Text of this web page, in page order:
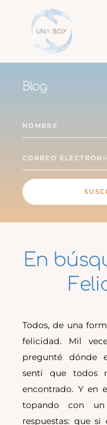
Blog
En
Todos, de una
felicidad. Mil
pregunté dónde
sentí que todos
encontrado. Y en
topando con
respuestas: que